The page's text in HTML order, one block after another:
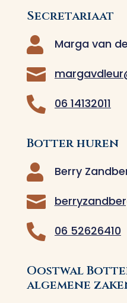
Secretariaat
 Marga van

 06 14132011
Botter huren
 Berry

 06 52626410
Oostwal
algemene